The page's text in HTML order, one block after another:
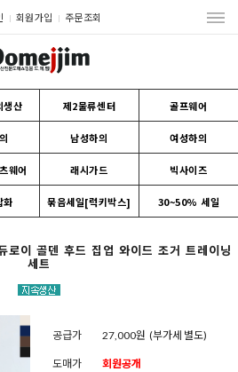
회원가입 주문조회
생산 제2물류센터 골프웨어
남성하의 여성하의
웨어 래시가드 빅사이즈
화 묶음세일[럭키박스] 30~50% 세일
이 골덴 후드 집업 와이드 조거 트레이닝
세트
공급가 27,000원 (부가세 별도)
도매가 회원공개